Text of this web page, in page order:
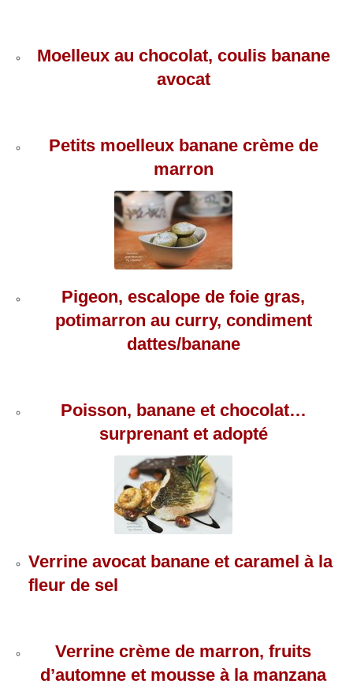
Moelleux au chocolat, coulis banane
avocat
Petits moelleux banane crème de
marron
Pigeon, escalope de foie gras,
potimarron au curry, condiment
dattes/banane
Poisson, banane et chocolat…
surprenant et adopté
Verrine avocat banane et caramel à la
fleur de sel
Verrine crème de marron, fruits
d’automne et mousse à la manzana